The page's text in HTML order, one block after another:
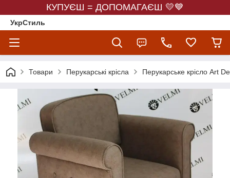
КУПУЄШ = ДОПОМАГАЄШ 💛💙
УкрСтиль
Товари Перукарські крісла Перукарське крісло Art